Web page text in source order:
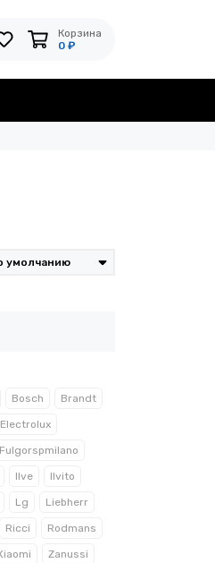
Корзина
0 ₽
Bosch Brandt
Electrolux
Fulgorspmilano
Ilve Ilvito
Lg Liebherr
Ricci Rodmans
Zanussi